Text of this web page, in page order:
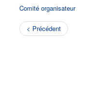
Comité organisateur
< Précédent